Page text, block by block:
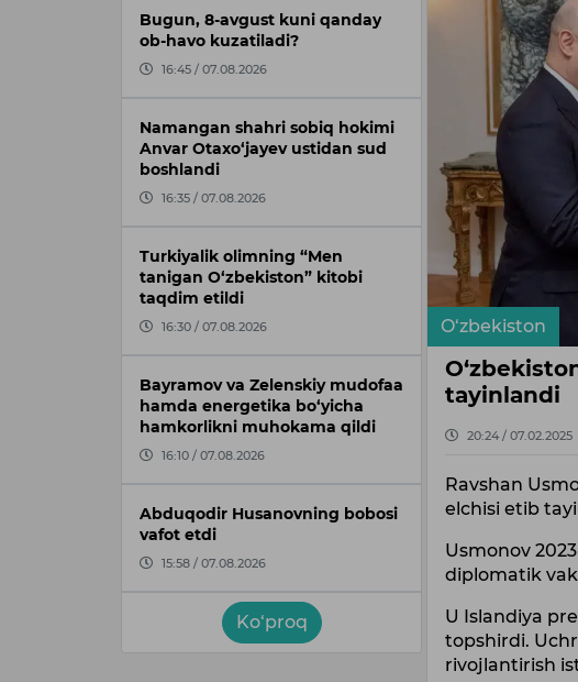
Bugun, 8-avgust kuni qanday
ob-havo kuzatiladi?
16:45 / 07.08.2026
Namangan shahri sobiq hokimi
Anvar Otaxo‘jayev ustidan sud
boshlandi
16:35 / 07.08.2026
Turkiyalik olimning “Men
tanigan O‘zbekiston” kitobi
taqdim etildi
16:30 / 07.08.2026
Bayramov va Zelenskiy mudofaa
hamda energetika bo‘yicha
hamkorlikni muhokama qildi
16:10 / 07.08.2026
Abduqodir Husanovning bobosi
vafot etdi
15:58 / 07.08.2026
Ko‘proq
O‘zbekiston
tayinlandi
20:24 / 07.02.2025
Ravshan
elchisi etib
Usmonov
diplomatik
U Islandiya
topshirdi.
rivojlantirish